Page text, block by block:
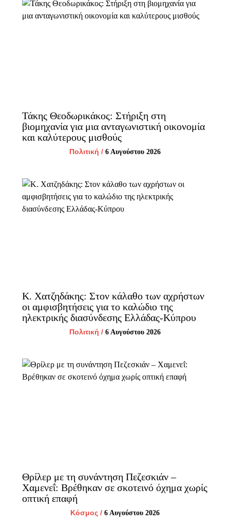
Τάκης Θεοδωρικάκος: Στήριξη στη
βιομηχανία για μια ανταγωνιστική οικονομία
και καλύτερους μισθούς
Πολιτική / 6 Αυγούστου 2026
Κ. Χατζηδάκης: Στον κάλαθο των αχρήστων
οι αμφισβητήσεις για το καλώδιο της
ηλεκτρικής διασύνδεσης Ελλάδας-Κύπρου
Πολιτική / 6 Αυγούστου 2026
Θρίλερ με τη συνάντηση Πεζεσκιάν –
Χαμενεΐ: Βρέθηκαν σε σκοτεινό όχημα χωρίς
οπτική επαφή
Κόσμος / 6 Αυγούστου 2026